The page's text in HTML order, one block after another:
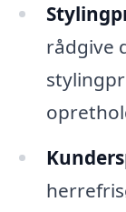
rådgive